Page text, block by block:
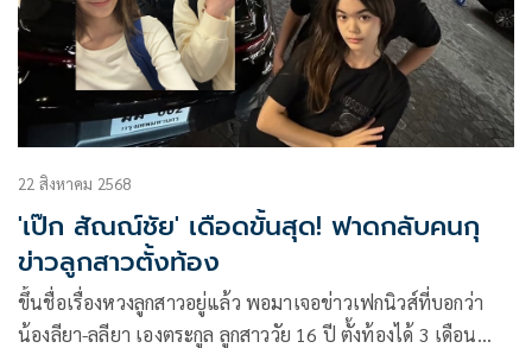
22 สิงหาคม 2568
'เป๊ก สัณณ์ชัย' เดือดขั้นสุด! ฟาดกลับคนกุ
ข่าวลูกสาวตั้งท้อง
ขึ้นชื่อเรื่องหวงลูกสาวอยู่แล้ว พอมาเจอข่าวเฟกนิวส์ที่บอกว่า
น้องลียา-ลลียา เองตระกูล ลูกสาววัย 16 ปี ตั้งท้องได้ 3 เดือน